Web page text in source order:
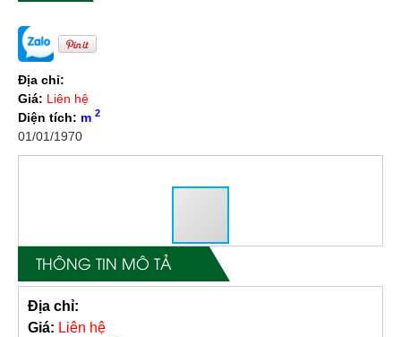
Địa chỉ:
Giá: Liên hệ
Diện tích: m 2
01/01/1970
THÔNG TIN MÔ TẢ
Địa chỉ:
Giá: Liên hệ